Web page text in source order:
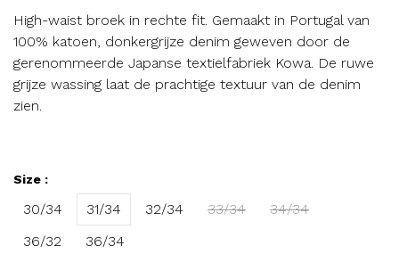
High-waist broek in rechte fit. Gemaakt in Portugal van
100% katoen, donkergrijze denim geweven door de
gerenommeerde Japanse textielfabriek Kowa. De ruwe
grijze wassing laat de prachtige textuur van de denim
zien.
Size :
30/34 31/34 32/34 33/34
34/34
36/32
36/34